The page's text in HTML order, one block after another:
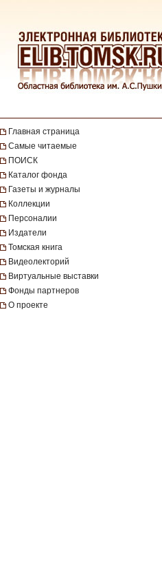
Главная страница
Самые читаемые
ПОИСК
Каталог фонда
Газеты и журналы
Коллекции
Персоналии
Издатели
Томская книга
Видеолекторий
Виртуальные выставки
Фонды партнеров
О проекте